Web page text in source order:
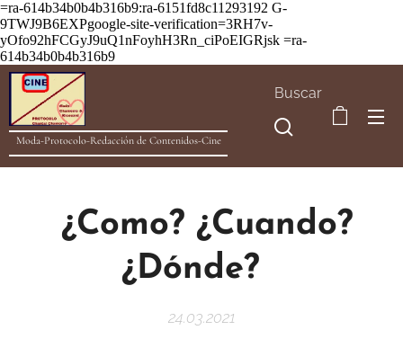
=ra-614b34b0b4b316b9:ra-6151fd8c11293192 G-
9TWJ9B6EXPgoogle-site-verification=3RH7v-
yOfo92hFCGyJ9uQ1nFoyhH3Rn_ciPoEIGRjsk =ra-
614b34b0b4b316b9
Moda-Protocolo-Redacción de Contenidos-Cine
Buscar
¿Como? ¿Cuando?
¿Dónde?
24.03.2021